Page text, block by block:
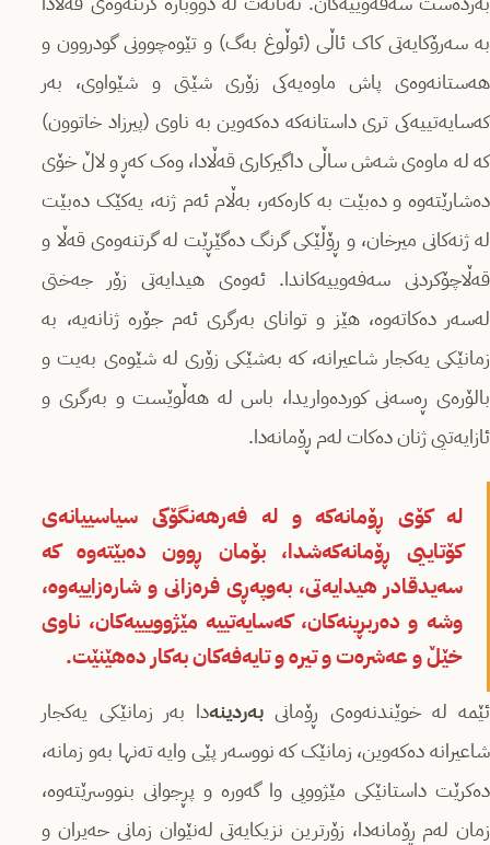
بە سەرۆکایەتی کاک ئاڵی (ئوڵوغ بەگ) و تێوەچوونی گودروون و
هەستانەوەی پاش ماوەیەکی زۆری شێتی و شێواوی، بەر
کەسایەتییەکی تری داستانەکە دەکەوین بە ناوی (پیرزاد خاتوون)
کە لە ماوەی شەش ساڵی داگیرکاری قەڵادا، وەک کەڕ و لاڵ خۆی
دەشارێتەوە و دەبێت بە کارەکەر، بەڵام ئەم ژنە، یەکێک دەبێت
لە ژنەکانی میرخان، و ڕۆڵێکی گرنگ دەگێڕێت لە گرتنەوەی قەڵا و
قەڵاچۆکردنی سەفەوییەکاندا. ئەوەی هیدایەتی زۆر جەختی
لەسەر دەکاتەوە، هێز و توانای بەرگری ئەم جۆرە ژنانەیە، بە
زمانێکی یەکجار شاعیرانە، کە بەشێکی زۆری لە شێوەی بەیت و
بالۆرەی ڕەسەنی کورده‌واریدا، باس لە هەڵوێست و بەرگری و
ئازایەتیی ژنان دەکات لەم ڕۆمانەدا.
لە کۆی ڕۆمانەکە و لە فەرهەنگۆکی سیاسییانەی
کۆتاییی ڕۆمانەکەشدا، بۆمان ڕوون دەبێتەوە کە
سه‌یدقادر هیدایەتی، بەوپەڕی فره‌زانی و شارەزاییەوە،
وشە و دەربڕینەکان، کەسایەتییە مێژوویییەکان، ناوی
خێڵ و عەشرەت و تیرە و تایەفەکان بەکار دەهێنێت.
ئێمە لە خوێندنەوەی ڕۆمانی بەردینەدا بەر زمانێکی یەکجار
شاعیرانە دەکەوین، زمانێک کە نووسەر پێی وایە تەنها بەو زمانە،
دەکرێت داستانێکی مێژوویی وا گەورە و پڕجوانی بنووسرێتەوە،
زمان لەم ڕۆمانەدا، زۆرترین نزیکایه‌تی لەنێوان زمانی حەیران و